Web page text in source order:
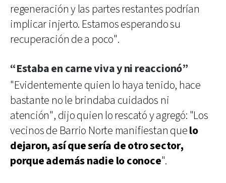
regeneración y las partes restantes podrían
implicar injerto. Estamos esperando su
recuperación de a poco".
“Estaba en carne viva y ni reaccionó”
"Evidentemente quien lo haya tenido, hace
bastante no le brindaba cuidados ni
atención", dijo quien lo rescató y agregó: "Los
vecinos de Barrio Norte manifiestan quelo
dejaron, así que sería de otro sector,
porque además nadie lo conoce".